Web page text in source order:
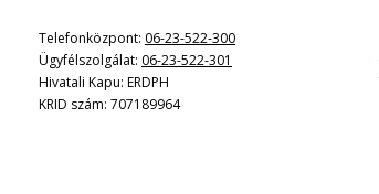
Telefonközpont: 06-23-522-300
Ügyfélszolgálat: 06-23-522-301
Hivatali Kapu: ERDPH
KRID szám: 707189964